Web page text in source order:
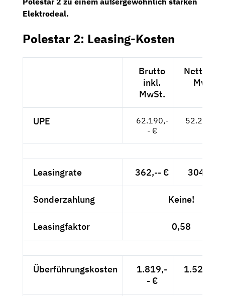
Elektrodeal.
Polestar 2: Leasing-Kosten
Brutto
inkl.
MwSt.
Netto
MwSt.
UPE
62.190,-
- €
52.261,--
Leasingrate 362,-- € 304,20 €
Sonderzahlung Keine!
Leasingfaktor 0,58
Überführungskosten
1.819,-
- €
1.528,57